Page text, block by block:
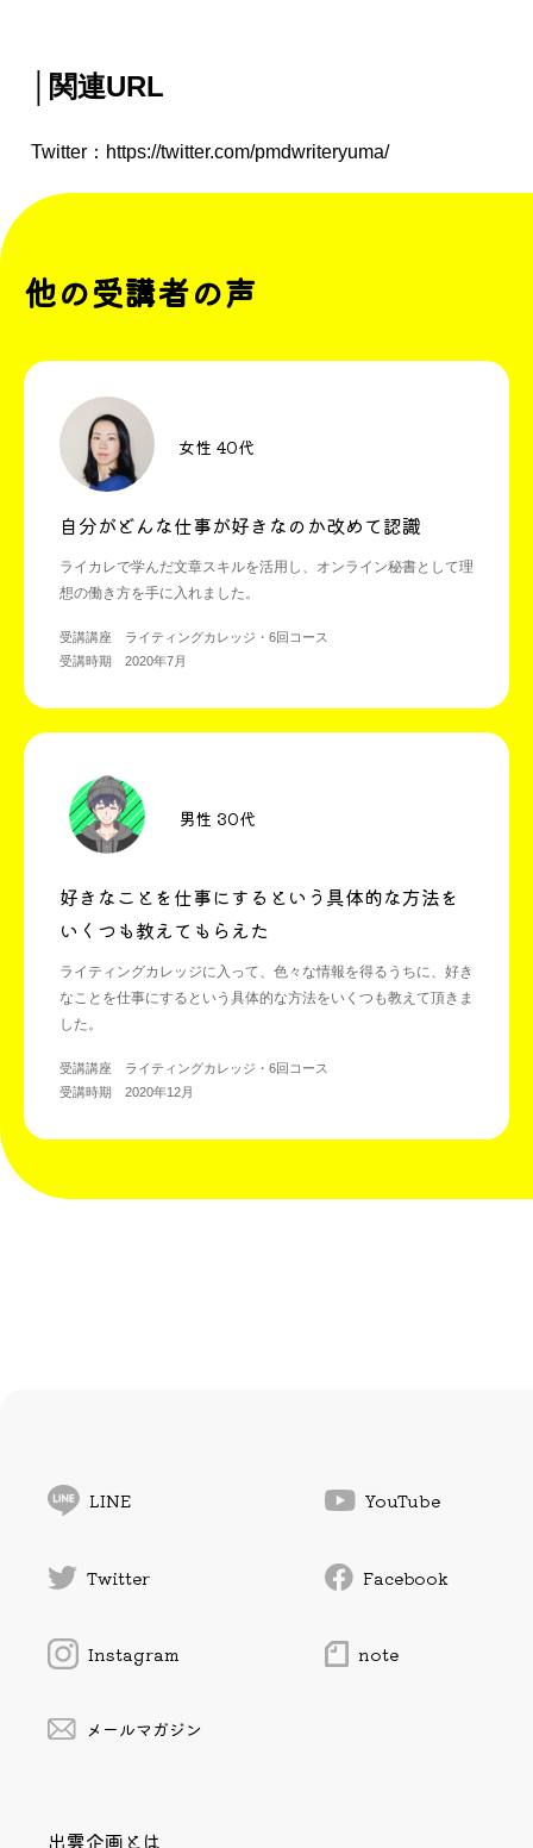
│関連URL
Twitter： https://twitter.com/pmdwriteryuma/
他の受講者の声
女性 40代
自分がどんな仕事が好きなのか改めて認識
ライカレで学んだ文章スキルを活用し、オンライン秘書として理
想の働き方を手に入れました。
受講講座 ライティングカレッジ・6回コース
受講時期 2020年7月
男性 30代
好きなことを仕事にするという具体的な方法を
いくつも教えてもらえた
ライティングカレッジに入って、色々な情報を得るうちに、好き
なことを仕事にするという具体的な方法をいくつも教えて頂きま
した。
受講講座 ライティングカレッジ・6回コース
受講時期 2020年12月
LINE YouTube
Twitter Facebook
Instagram note
メールマガジン
出雲企画とは